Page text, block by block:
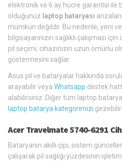
elektronik ve 6 ay hücre garantisi ile
olduğunuz laptop bataryası
mümkün değildir. Bu nedenle, yeni
bilgisayarınızın sağlıklı çalışması
pil seçimi, cihazınızın uzun ömürlü
göstermesini sağlar.
Asus pil ve bataryalar hakkında
arayabilir veya Whatsapp destek
alabilirsiniz. Diğer tüm laptop
laptop batarya kategorimizi
Acer Travelmate 5740-6291
Bataryanın akıllı çipi, sistem
çalışarak pil sağlığı yüzdesinin